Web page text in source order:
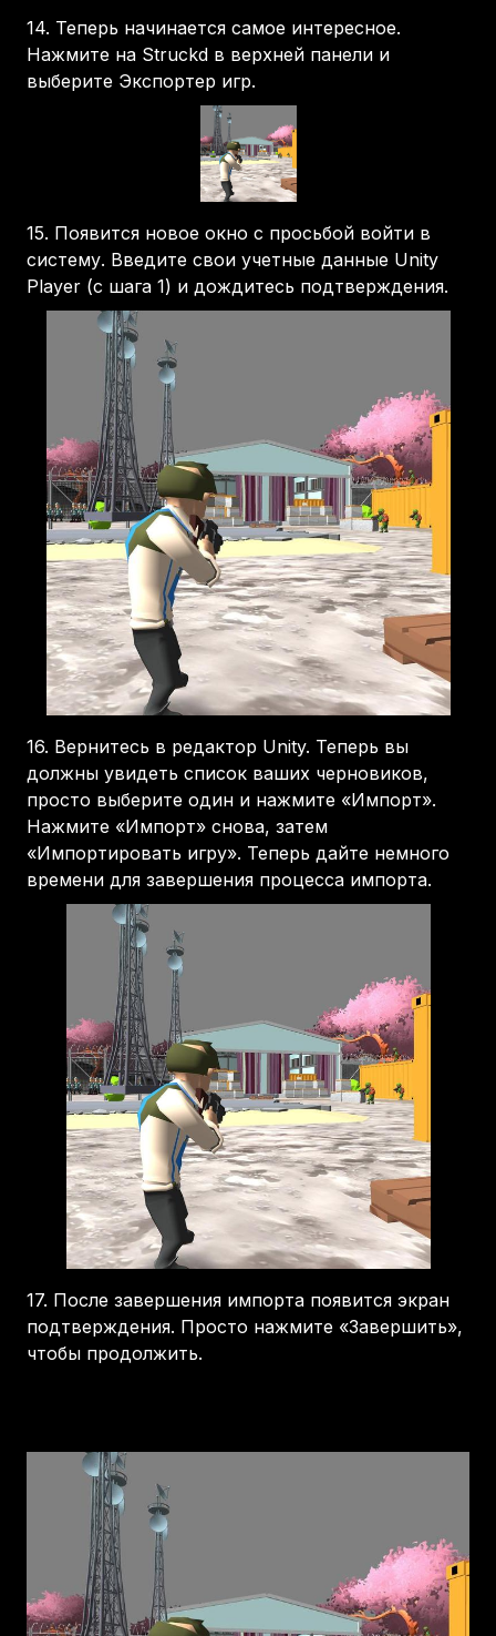
14. Теперь начинается самое интересное.
Нажмите на Struckd в верхней панели и
выберите Экспортер игр.
15. Появится новое окно с просьбой войти в
систему. Введите свои учетные данные Unity
Player (с шага 1) и дождитесь подтверждения.
16. Вернитесь в редактор Unity. Теперь вы
должны увидеть список ваших черновиков,
просто выберите один и нажмите «Импорт».
Нажмите «Импорт» снова, затем
«Импортировать игру». Теперь дайте немного
времени для завершения процесса импорта.
17. После завершения импорта появится экран
подтверждения. Просто нажмите «Завершить»,
чтобы продолжить.